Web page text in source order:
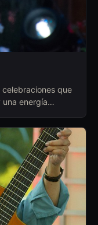
que
energía